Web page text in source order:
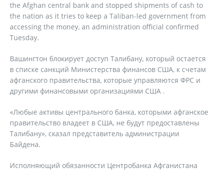
the Afghan central bank and stopped shipments of cash to
the nation as it tries to keep a Taliban-led government from
accessing the money, an administration official confirmed
Tuesday.
Вашингтон блокирует доступ Талибану, который остается
в списке санкций Министерства финансов США, к счетам
афганского правительства, которые управляются ФРС и
другими финансовыми организациями США .
«Любые активы центрального банка, которыми афганское
правительство владеет в США, не будут предоставлены
Талибану», сказал представитель администрации
Байдена.
Исполняющий обязанности Центробанка Афганистана